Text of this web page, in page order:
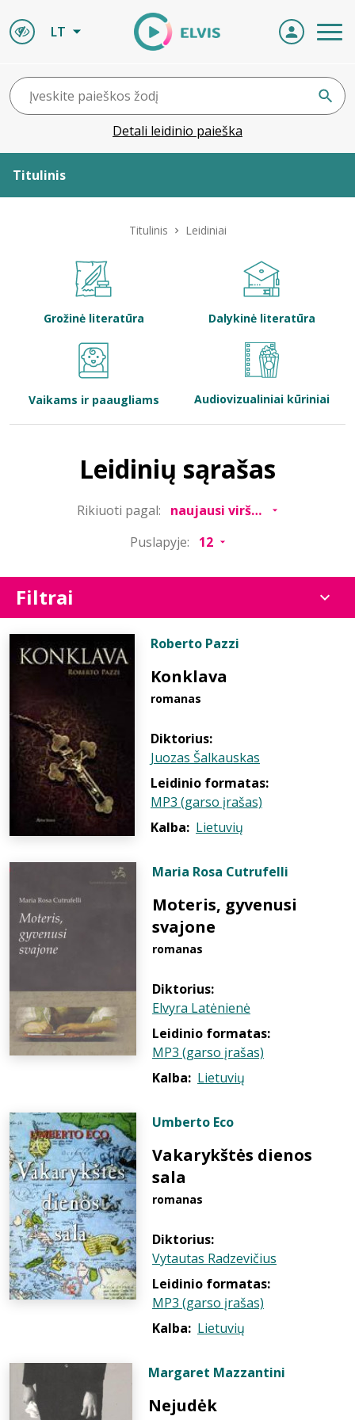
LT
Detali leidinio paieška
Titulinis
Bibliotekoms
Titulinis Leidiniai
Grožinė literatūra Dalykinė literatūra
Vaikams ir paaugliams Audiovizualiniai kūriniai
Leidinių sąrašas
Rikiuoti pagal:
Puslapyje:
Filtrai
Roberto Pazzi
Konklava
romanas
Diktorius:
Juozas Šalkauskas
Leidinio formatas:
MP3 (garso įrašas)
Kalba: Lietuvių
Maria Rosa Cutrufelli
Moteris, gyvenusi
svajone
romanas
Diktorius:
Elvyra Latėnienė
Leidinio formatas:
MP3 (garso įrašas)
Kalba: Lietuvių
Umberto Eco
Vakarykštės dienos
sala
romanas
Diktorius:
Vytautas Radzevičius
Leidinio formatas:
MP3 (garso įrašas)
Kalba: Lietuvių
Margaret Mazzantini
Nejudėk